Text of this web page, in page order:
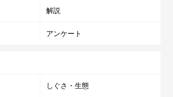
入れる発情期になってから約3日で排卵が
かけて卵子が成熟すると、続く48時間の
精子は交配後約5日程度受精する能力があ
解説
アンケート
しぐさ・生態